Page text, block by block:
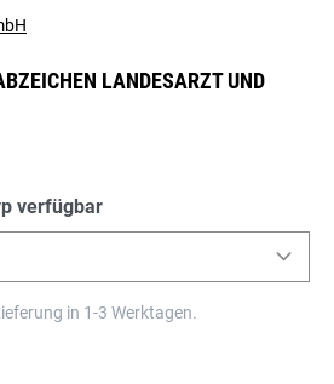
LANDESARZT UND
verfügbar
in 1-3 Werktagen.